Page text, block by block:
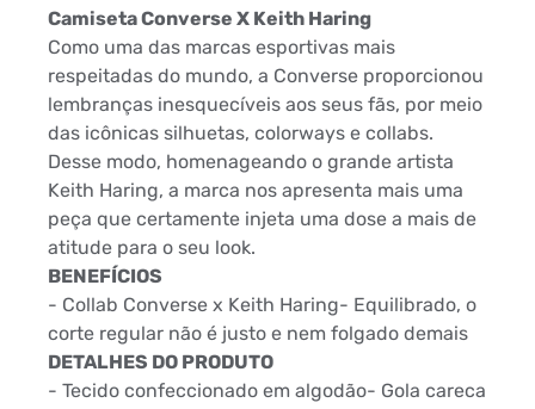
Camiseta Converse X Keith Haring
Como uma das marcas esportivas mais
respeitadas do mundo, a Converse proporcionou
lembranças inesquecíveis aos seus fãs, por meio
das icônicas silhuetas, colorways e collabs.
Desse modo, homenageando o grande artista
Keith Haring, a marca nos apresenta mais uma
peça que certamente injeta uma dose a mais de
atitude para o seu look.
BENEFÍCIOS
- Collab Converse x Keith Haring- Equilibrado, o
corte regular não é justo e nem folgado demais
DETALHES DO PRODUTO
- Tecido confeccionado em algodão- Gola careca